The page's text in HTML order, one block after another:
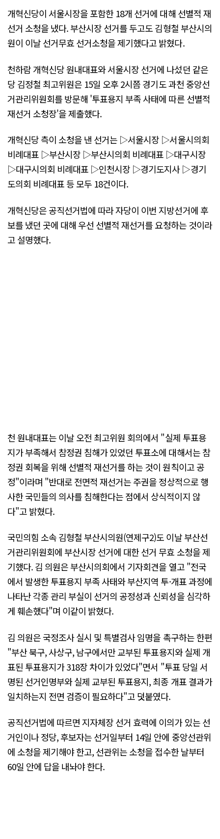
개혁신당이 서울시장을 포함한 18개 선거에 대해 선별적 재
선거 소청을 냈다. 부산시장 선거를 두고도 김형철 부산시의
원이 이날 선거무효 선거소청을 제기했다고 밝혔다.
천하람 개혁신당 원내대표와 서울시장 선거에 나섰던 같은
당 김정철 최고위원은 15일 오후 2시쯤 경기도 과천 중앙선
거관리위원회를 방문해 '투표용지 부족 사태에 따른 선별적
재선거 소청장'을 제출했다.
개혁신당 측이 소청을 낸 선거는 ▷서울시장 ▷서울시의회
비례대표 ▷부산시장 ▷부산시의회 비례대표 ▷대구시장
▷대구시의회 비례대표 ▷인천시장 ▷경기도지사 ▷경기
도의회 비례대표 등 모두 18건이다.
개혁신당은 공직선거법에 따라 자당이 이번 지방선거에 후
보를 냈던 곳에 대해 우선 선별적 재선거를 요청하는 것이라
고 설명했다.
천 원내대표는 이날 오전 최고위원 회의에서 "실제 투표용
지가 부족해서 참정권 침해가 있었던 투표소에 대해서는 참
정권 회복을 위해 선별적 재선거를 하는 것이 원칙이고 공
정"이라며 "반대로 전면적 재선거는 주권을 정상적으로 행
사한 국민들의 의사를 침해한다는 점에서 상식적이지 않
다"고 밝혔다.
국민의힘 소속 김형철 부산시의원(연제구2)도 이날 부산선
거관리위원회에 부산시장 선거에 대한 선거 무효 소청을 제
기했다. 김 의원은 부산시의회에서 기자회견을 열고 "전국
에서 발생한 투표용지 부족 사태와 부산지역 투·개표 과정에
나타난 각종 관리 부실이 선거의 공정성과 신뢰성을 심각하
게 훼손했다"며 이같이 밝혔다.
김 의원은 국정조사 실시 및 특별검사 임명을 촉구하는 한편
"부산 북구, 사상구, 남구에서만 교부된 투표용지와 실제 개
표된 투표용지가 318장 차이가 있었다"면서 "투표 당일 서
명된 선거인명부와 실제 교부된 투표용지, 최종 개표 결과가
일치하는지 전면 검증이 필요하다"고 덧붙였다.
공직선거법에 따르면 지자체장 선거 효력에 이의가 있는 선
거인이나 정당, 후보자는 선거일부터 14일 안에 중앙선관위
에 소청을 제기해야 한고, 선관위는 소청을 접수한 날부터
60일 안에 답을 내놔야 한다.